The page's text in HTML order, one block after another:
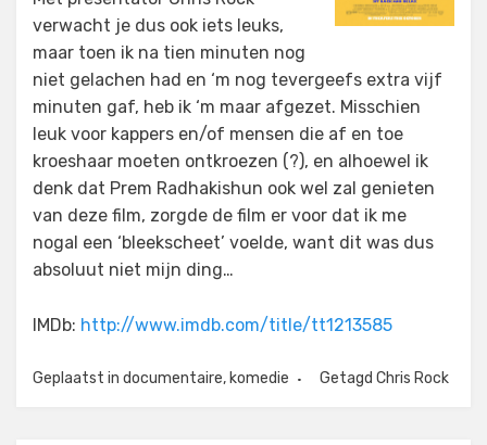
verwacht je dus ook iets leuks,
maar toen ik na tien minuten nog
niet gelachen had en ‘m nog tevergeefs extra vijf
minuten gaf, heb ik ‘m maar afgezet. Misschien
leuk voor kappers en/of mensen die af en toe
kroeshaar moeten ontkroezen (?), en alhoewel ik
denk dat Prem Radhakishun ook wel zal genieten
van deze film, zorgde de film er voor dat ik me
nogal een ‘bleekscheet’ voelde, want dit was dus
absoluut niet mijn ding…
IMDb: http://www.imdb.com/title/tt1213585
Geplaatst in documentaire, komedie Getagd Chris Rock